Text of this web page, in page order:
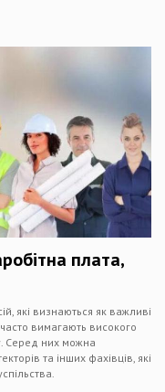
плата,
які визнаються як важливі
вимагають високого
Серед них можна
та інших фахівців, які